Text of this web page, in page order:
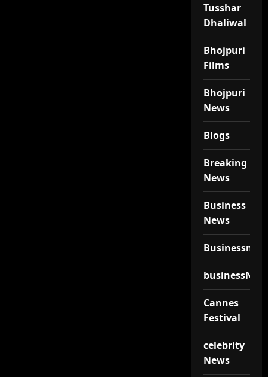
Tusshar
Dhaliwal
Bhojpuri
Films
Bhojpuri
News
Blogs
Breaking
News
Business
News
Businessmen
Cannes
Festival
celebrity
News